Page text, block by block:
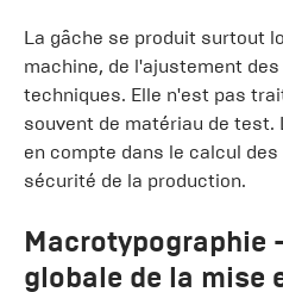
La gâche se produit surtout
machine, de l'ajustement
techniques. Elle n'est pas
souvent de matériau de
en compte dans le calcul
sécurité de la production.
Macrotypographie
globale de la mise